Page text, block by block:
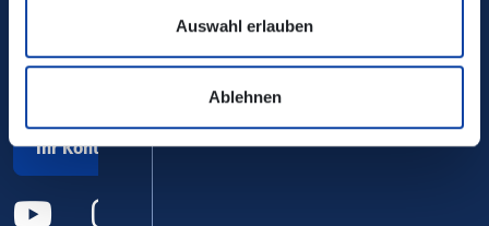
Auswahl erlauben
Ablehnen
kostenfrei täglich 8 - 20 Uhr
Ihr Kontakt zu uns